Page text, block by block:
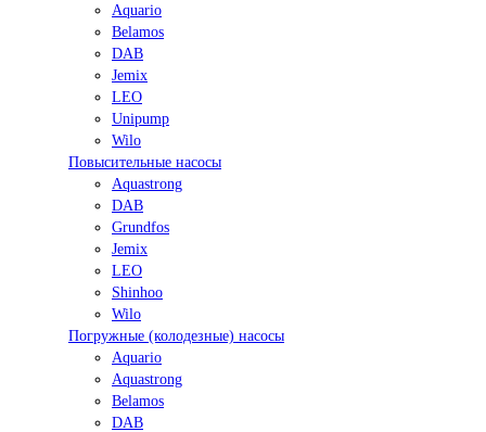
Aquario
Belamos
DAB
Jemix
LEO
Unipump
Wilo
Повысительные насосы
Aquastrong
DAB
Grundfos
Jemix
LEO
Shinhoo
Wilo
Погружные (колодезные) насосы
Aquario
Aquastrong
Belamos
DAB